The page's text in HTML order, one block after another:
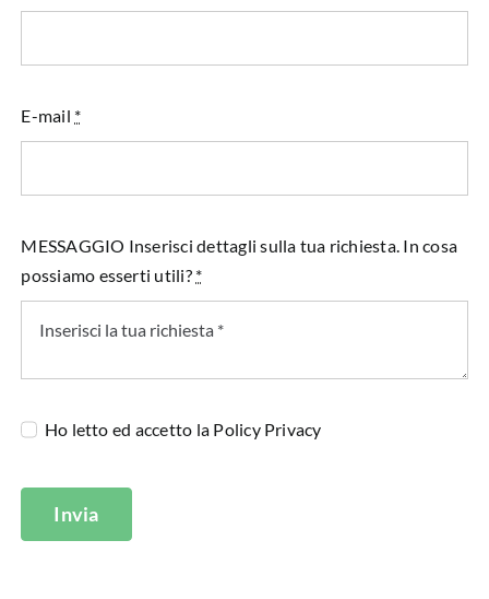
E-mail *
MESSAGGIO Inserisci dettagli sulla tua richiesta. In cosa
possiamo esserti utili? *
Ho letto ed accetto la Policy Privacy
Invia